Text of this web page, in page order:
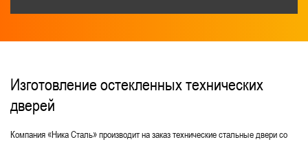
Двери ДСВ стальные внутренние
Изготовление остекленных технических
дверей
Компания «Ника Сталь» производит на заказ технические стальные двери со